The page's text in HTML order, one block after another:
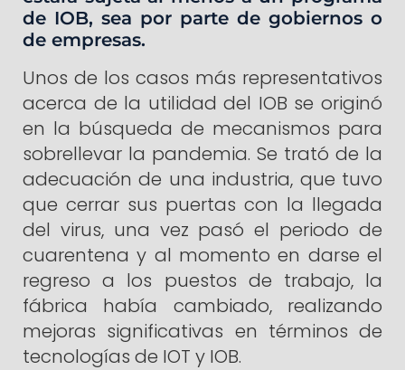
de IOB, sea por parte de gobiernos o
de empresas.
Unos de los casos más representativos
acerca de la utilidad del IOB se originó
en la búsqueda de mecanismos para
sobrellevar la pandemia. Se trató de la
adecuación de una industria, que tuvo
que cerrar sus puertas con la llegada
del virus, una vez pasó el periodo de
cuarentena y al momento en darse el
regreso a los puestos de trabajo, la
fábrica había cambiado, realizando
mejoras significativas en términos de
tecnologías de IOT y IOB.